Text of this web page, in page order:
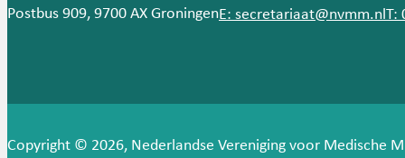
Postbus 909, 9700 AX GroningenE: secretariaat@nvmm.nl T:
Copyright © 2026, Nederlandse Vereniging voor Medische